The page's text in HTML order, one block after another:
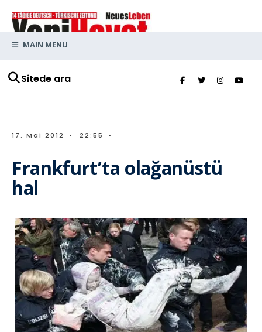
Sitede ara
MAIN MENU
17. Mai 2012 • 22:55 •
Frankfurt’ta olağanüstü
hal